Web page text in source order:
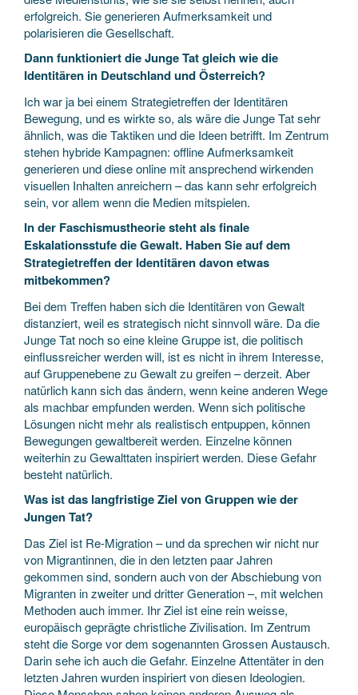
erfolgreich. Sie generieren Aufmerksamkeit und
polarisieren die Gesellschaft.
Dann funktioniert die Junge Tat gleich wie die
Identitären in Deutschland und Österreich?
Ich war ja bei einem Strategietreffen der Identitären
Bewegung, und es wirkte so, als wäre die Junge Tat sehr
ähnlich, was die Taktiken und die Ideen betrifft. Im Zentrum
stehen hybride Kampagnen: offline Aufmerksamkeit
generieren und diese online mit ansprechend wirkenden
visuellen Inhalten anreichern – das kann sehr erfolgreich
sein, vor allem wenn die Medien mitspielen.
In der Faschismustheorie steht als finale
Eskalationsstufe die Gewalt. Haben Sie auf dem
Strategietreffen der Identitären davon etwas
mitbekommen?
Bei dem Treffen haben sich die Identitären von Gewalt
distanziert, weil es strategisch nicht sinnvoll wäre. Da die
Junge Tat noch so eine kleine Gruppe ist, die politisch
einflussreicher werden will, ist es nicht in ihrem Interesse,
auf Gruppenebene zu Gewalt zu greifen – derzeit. Aber
natürlich kann sich das ändern, wenn keine anderen Wege
als machbar empfunden werden. Wenn sich politische
Lösungen nicht mehr als realistisch entpuppen, können
Bewegungen gewaltbereit werden. Einzelne können
weiterhin zu Gewalttaten inspiriert werden. Diese Gefahr
besteht natürlich.
Was ist das langfristige Ziel von Gruppen wie der
Jungen Tat?
Das Ziel ist Re-Migration – und da sprechen wir nicht nur
von Migrantinnen, die in den letzten paar Jahren
gekommen sind, sondern auch von der Abschiebung von
Migranten in zweiter und dritter Generation –, mit welchen
Methoden auch immer. Ihr Ziel ist eine rein weisse,
europäisch geprägte christliche Zivilisation. Im Zentrum
steht die Sorge vor dem sogenannten Grossen Austausch.
Darin sehe ich auch die Gefahr. Einzelne Attentäter in den
letzten Jahren wurden inspiriert von diesen Ideologien.